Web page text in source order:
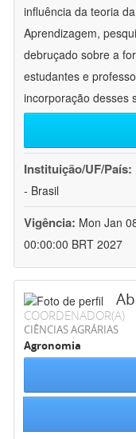
influência da teoria
Aprendizagem,
debruçado sobre a
estudantes e
incorporação desses
Instituição/UF/País:
- Brasil
Vigência: Mon Jan
00:00:00 BRT 2027
COORDENADOR(A)
CIÊNCIAS AGRÁRIAS
Agronomia